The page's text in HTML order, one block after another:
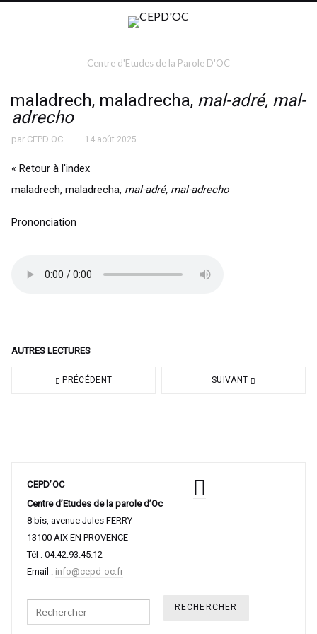
Centre d'Etudes de la Parole D'OC
maladrech, maladrecha, mal-adré, mal-
adrecho
par CEPD OC 14 août 2025
« Retour à l'index
maladrech, maladrecha, mal-adré, mal-adrecho
Prononciation
AUTRES LECTURES
PRÉCÉDENT SUIVANT
CEPD’OC
Centre d’Etudes de la parole d’Oc
8 bis, avenue Jules FERRY
13100 AIX EN PROVENCE
Tél : 04.42.93.45.12
Email : info@cepd-oc.fr
Search